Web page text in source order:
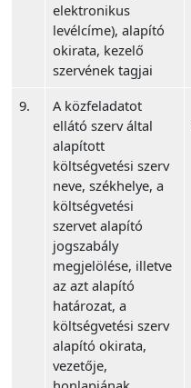
elektronikus
levélcíme), alapító
okirata, kezelő
szervének tagjai
9.
A közfeladatot
ellátó szerv által
alapított
költségvetési szerv
neve, székhelye, a
költségvetési
szervet alapító
jogszabály
megjelölése, illetve
az azt alapító
határozat, a
költségvetési szerv
alapító okirata,
vezetője,